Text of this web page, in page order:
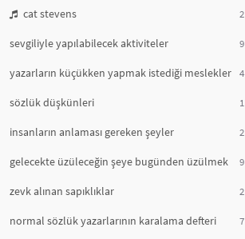
cat stevens 2
sevgiliyle yapılabilecek aktiviteler 9
yazarların küçükken yapmak istediği meslekler 4
sözlük düşkünleri 1
insanların anlaması gereken şeyler 2
gelecekte üzüleceğin şeye bugünden üzülmek 9
zevk alınan sapıklıklar 2
normal sözlük yazarlarının karalama defteri 7